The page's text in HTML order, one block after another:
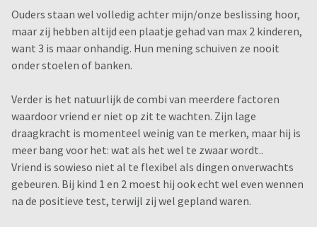
Ouders staan wel volledig achter mijn/onze beslissing hoor,
maar zij hebben altijd een plaatje gehad van max 2 kinderen,
want 3 is maar onhandig. Hun mening schuiven ze nooit
onder stoelen of banken.
Verder is het natuurlijk de combi van meerdere factoren
waardoor vriend er niet op zit te wachten. Zijn lage
draagkracht is momenteel weinig van te merken, maar hij is
meer bang voor het: wat als het wel te zwaar wordt..
Vriend is sowieso niet al te flexibel als dingen onverwachts
gebeuren. Bij kind 1 en 2 moest hij ook echt wel even wennen
na de positieve test, terwijl zij wel gepland waren.